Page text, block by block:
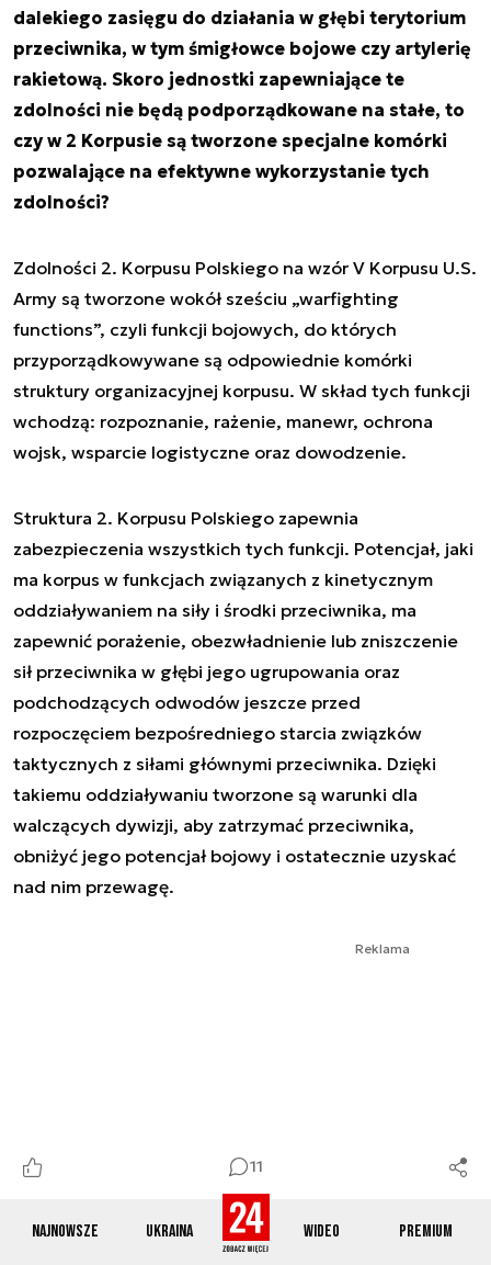
Najnowsze Ukraina Wideo Premium
11
dalekiego zasięgu do działania w głębi terytorium
przeciwnika, w tym śmigłowce bojowe czy artylerię
rakietową. Skoro jednostki zapewniające te
zdolności nie będą podporządkowane na stałe, to
czy w 2 Korpusie są tworzone specjalne komórki
pozwalające na efektywne wykorzystanie tych
zdolności?
Zdolności 2. Korpusu Polskiego na wzór V Korpusu U.S.
Army są tworzone wokół sześciu „warfighting
functions”, czyli funkcji bojowych, do których
przyporządkowywane są odpowiednie komórki
struktury organizacyjnej korpusu. W skład tych funkcji
wchodzą: rozpoznanie, rażenie, manewr, ochrona
wojsk, wsparcie logistyczne oraz dowodzenie.
Struktura 2. Korpusu Polskiego zapewnia
zabezpieczenia wszystkich tych funkcji. Potencjał, jaki
ma korpus w funkcjach związanych z kinetycznym
oddziaływaniem na siły i środki przeciwnika, ma
zapewnić porażenie, obezwładnienie lub zniszczenie
sił przeciwnika w głębi jego ugrupowania oraz
podchodzących odwodów jeszcze przed
rozpoczęciem bezpośredniego starcia związków
taktycznych z siłami głównymi przeciwnika. Dzięki
takiemu oddziaływaniu tworzone są warunki dla
walczących dywizji, aby zatrzymać przeciwnika,
obniżyć jego potencjał bojowy i ostatecznie uzyskać
nad nim przewagę.
Reklama